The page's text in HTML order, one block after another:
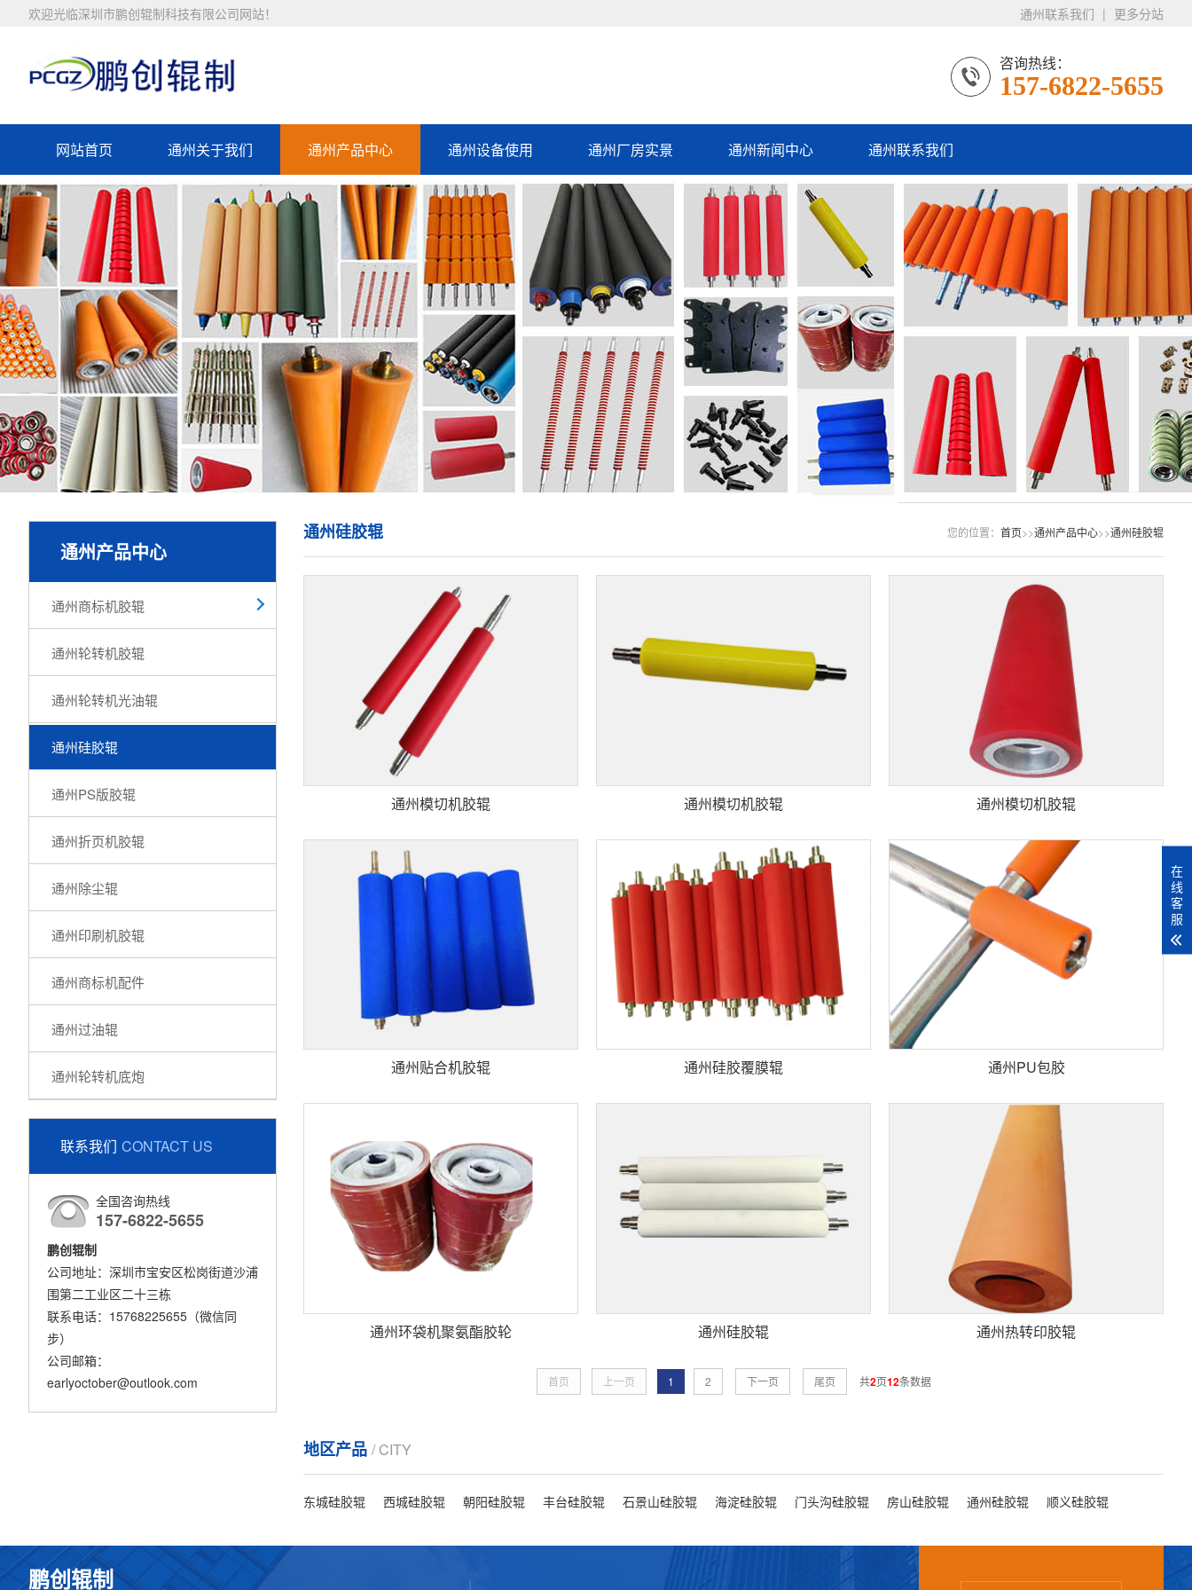
通州联系我们 | 更多分站
欢迎光临深圳市鹏创辊制科技有限公司网站！
咨询热线：
157-6822-5655
网站首页 通州关于我们 通州产品中心 通州设备使用 通州厂房实景 通州新闻中心 通州联系我们
通州产品中心
通州商标机胶辊
通州轮转机胶辊
通州轮转机光油辊
通州硅胶辊
通州PS版胶辊
通州折页机胶辊
通州除尘辊
通州印刷机胶辊
通州商标机配件
通州过油辊
通州轮转机底炮
联系我们 CONTACT US
全国咨询热线
157-6822-5655
鹏创辊制
公司地址：深圳市宝安区松岗街道沙浦
围第二工业区二十三栋
联系电话：15768225655（微信同
步）
公司邮箱：
earlyoctober@outlook.com
您的位置： 首页>>通州产品中心>>通州硅胶辊
通州硅胶辊
通州模切机胶辊 通州模切机胶辊 通州模切机胶辊
通州贴合机胶辊 通州硅胶覆膜辊 通州PU包胶
通州环袋机聚氨酯胶轮 通州硅胶辊 通州热转印胶辊
首页 上一页 1 2 下一页 尾页 共2页12条数据
地区产品 / CITY
东城硅胶辊 西城硅胶辊 朝阳硅胶辊 丰台硅胶辊 石景山硅胶辊 海淀硅胶辊 门头沟硅胶辊 房山硅胶辊 通州硅胶辊 顺义硅胶辊
鹏创辊制
在
线
客
服